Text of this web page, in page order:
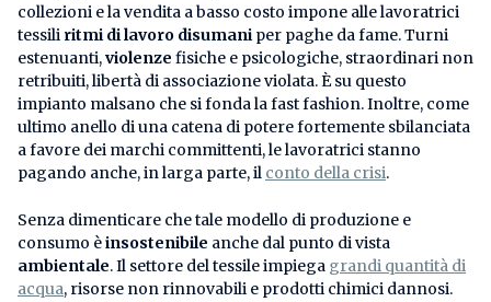
collezioni e la vendita a basso costo impone alle lavoratrici
tessili ritmi di lavoro disumani per paghe da fame. Turni
estenuanti,violenze fisiche e psicologiche, straordinari non
retribuiti, libertà di associazione violata. È su questo
impianto malsano che si fonda la fast fashion. Inoltre, come
ultimo anello di una catena di potere fortemente sbilanciata
a favore dei marchi committenti, le lavoratrici stanno
pagando anche, in larga parte, il conto della crisi.
Senza dimenticare che tale modello di produzione e
consumo èinsostenibile anche dal punto di vista
ambientale. Il settore del tessile impiega grandi quantità di
acqua, risorse non rinnovabili e prodotti chimici dannosi.